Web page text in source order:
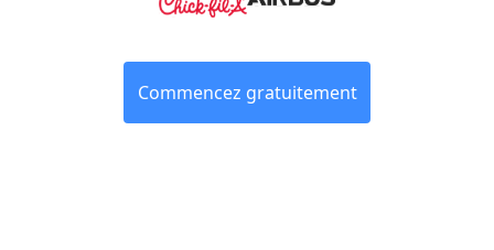
Commencez gratuitement